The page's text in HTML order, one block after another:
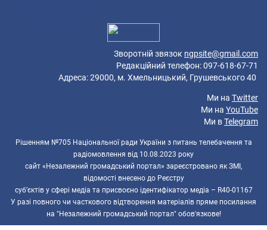
Зворотній звязок ngpsite@gmail.com
Редакційний телефон: 097-618-67-71
Адреса: 29000, м. Хмельницький, Грушевського 40
Ми на Twitter
Ми на YouTube
Ми вTelegram
Рішенням №705 Національної ради України з питань телебачення та
радіомовлення від 10.08.2023 року
сайт «Незалежний громадський портал» зареєстровано як ЗМІ,
відомості внесено до Реєстру
суб’єктів у сфері медіа та присвоєно ідентифікатор медіа – R40-01167
У разі повного чи часткового відтворення матеріалів пряме посилання
на "Незалежний громадський портал" обов'язкове!